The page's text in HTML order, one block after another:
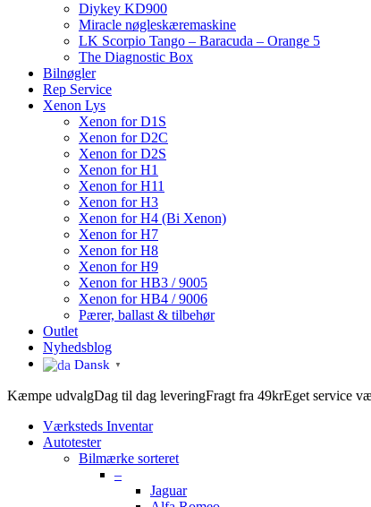
Diykey KD900
Miracle nøgleskæremaskine
LK Scorpio Tango – Baracuda – Orange 5
The Diagnostic Box
Bilnøgler
Rep Service
Xenon Lys
Xenon for D1S
Xenon for D2C
Xenon for D2S
Xenon for H1
Xenon for H11
Xenon for H3
Xenon for H4 (Bi Xenon)
Xenon for H7
Xenon for H8
Xenon for H9
Xenon for HB3 / 9005
Xenon for HB4 / 9006
Pærer, ballast & tilbehør
Outlet
Nyhedsblog
Dansk ▼
Kæmpe udvalgDag til dag leveringFragt fra 49krEget service
Værksteds Inventar
Autotester
Bilmærke sorteret
–
Jaguar